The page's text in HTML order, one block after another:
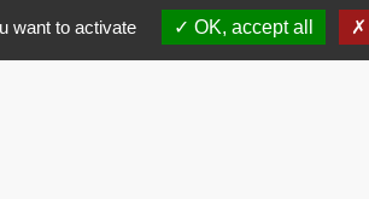
Contacts
want to activate OK, accept all